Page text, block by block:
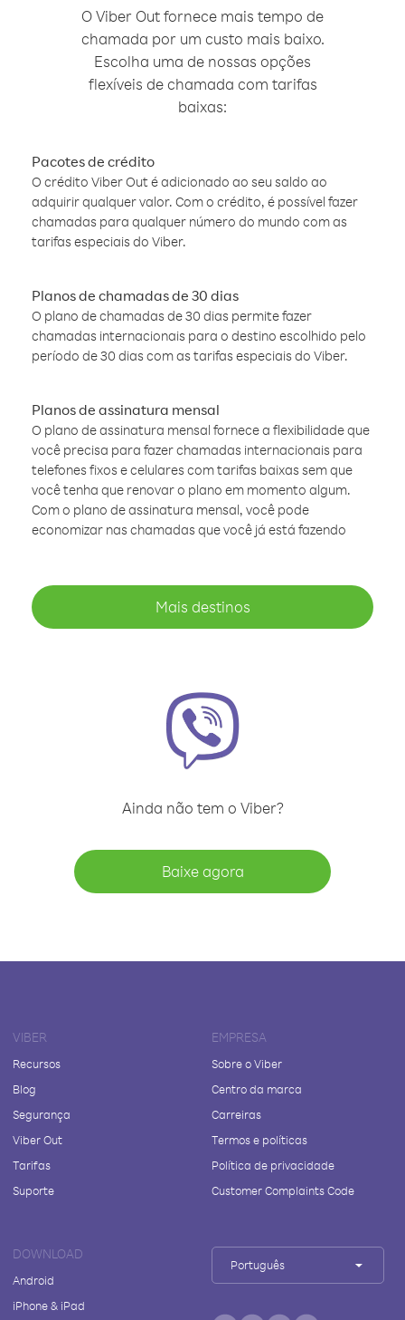
O Viber Out fornece mais tempo de
chamada por um custo mais baixo.
Escolha uma de nossas opções
flexíveis de chamada com tarifas
baixas:
Pacotes de crédito
O crédito Viber Out é adicionado ao seu saldo ao
adquirir qualquer valor. Com o crédito, é possível fazer
chamadas para qualquer número do mundo com as
tarifas especiais do Viber.
Planos de chamadas de 30 dias
O plano de chamadas de 30 dias permite fazer
chamadas internacionais para o destino escolhido pelo
período de 30 dias com as tarifas especiais do Viber.
Planos de assinatura mensal
O plano de assinatura mensal fornece a flexibilidade que
você precisa para fazer chamadas internacionais para
telefones fixos e celulares com tarifas baixas sem que
você tenha que renovar o plano em momento algum.
Com o plano de assinatura mensal, você pode
economizar nas chamadas que você já está fazendo
Mais destinos
Ainda não tem o Viber?
Baixe agora
VIBER
Recursos
Blog
Segurança
Viber Out
Tarifas
Suporte
EMPRESA
Sobre o Viber
Centro da marca
Carreiras
Termos e políticas
Política de privacidade
Customer Complaints Code
DOWNLOAD
Android
iPhone & iPad
Português